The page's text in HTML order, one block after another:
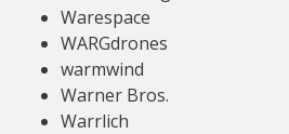
Warespace
WARGdrones
warmwind
Warner Bros.
Warrlich